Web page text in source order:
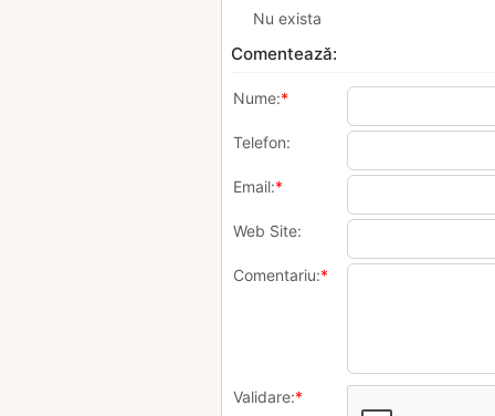
Nu exista
Comentează:
Nume:*
Telefon:
Email:*
Web Site:
Comentariu:*
Validare:*